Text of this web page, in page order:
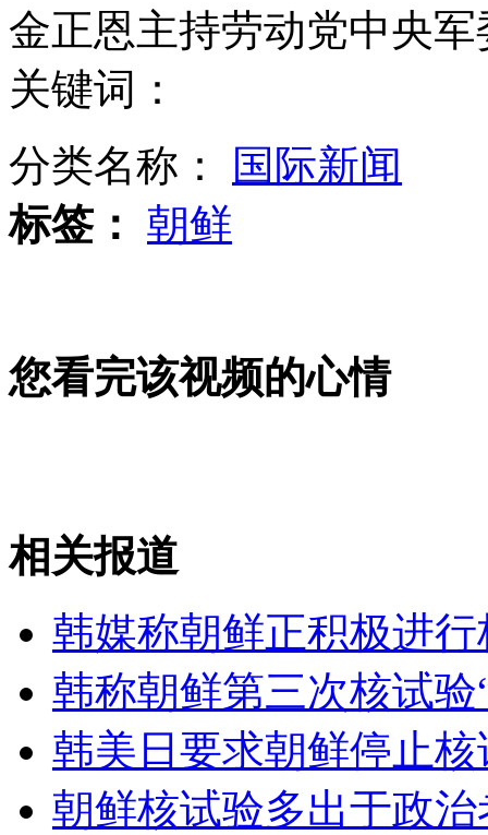
专家：安倍强化日军事力量 拟与中持久争岛
安倍视察冲绳自卫队 训话要防"入侵"
连霍高速事故 专家继续对受损大桥进行检测
山西运城恶犬咬伤多人 警民合力深夜将其击毙
女孩北京地铁殴打老人 痛下狠手拳打脚踢
无痛分娩是否安全 医生回应
金正恩主持劳动党中央
关键词：
分类名称：
国际新闻
标签： 朝鲜
您看完该视频的心情
相关报道
韩媒称朝鲜正积极进
韩称朝鲜第三次核试
韩美日要求朝鲜停止核
朝鲜核试验多出于政